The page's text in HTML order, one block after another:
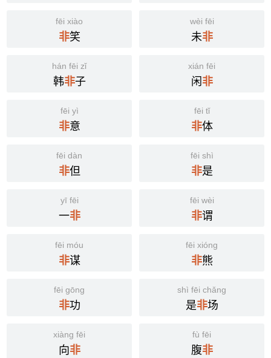
fēi xiào
非笑
wèi fēi
未非
hán fēi zǐ
韩非子
xián fēi
闲非
fēi yì
非意
fēi tǐ
非体
fēi dàn
非但
fēi shì
非是
yī fēi
一非
fēi wèi
非谓
fēi móu
非谋
fēi xióng
非熊
fēi gōng
非功
shì fēi chǎng
是非场
xiàng fēi
向非
fù fēi
腹非